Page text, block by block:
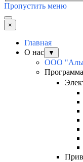
Пропустить меню
×
Главная
О нас
▼
ООО